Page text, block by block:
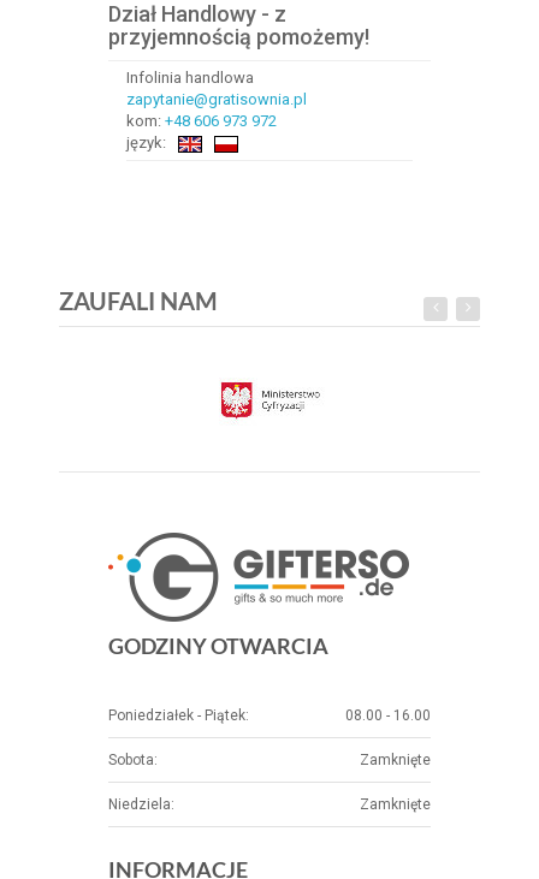
Dział Handlowy - z
przyjemnością pomożemy!
Infolinia handlowa
zapytanie@gratisownia.pl
kom: +48 606 973 972
język:
ZAUFALI NAM
GODZINY OTWARCIA
Poniedziałek - Piątek: 08.00 - 16.00
Sobota: Zamknięte
Niedziela: Zamknięte
INFORMACJE